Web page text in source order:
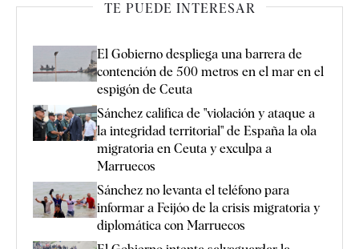
TE PUEDE INTERESAR
El Gobierno despliega una barrera de
contención de 500 metros en el mar en el
espigón de Ceuta
Sánchez califica de "violación y ataque a
la integridad territorial" de España la ola
migratoria en Ceuta y exculpa a
Marruecos
Sánchez no levanta el teléfono para
informar a Feijóo de la crisis migratoria y
diplomática con Marruecos